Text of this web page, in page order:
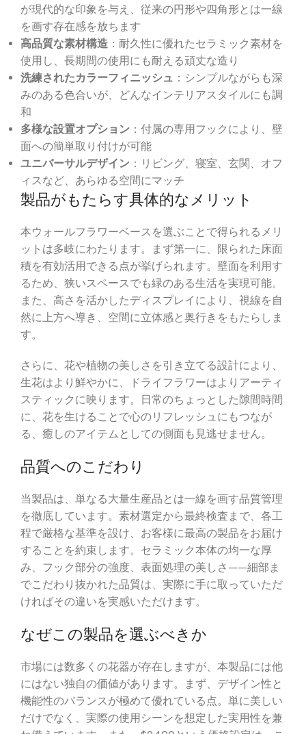
が現代的な印象を与え、従来の円形や四角形とは一線
を画す存在感を放ちます
高品質な素材構造 ：耐久性に優れたセラミック素材を
使用し、長期間の使用にも耐える頑丈な造り
洗練されたカラーフィニッシュ ：シンプルながらも深
みのある色合いが、どんなインテリアスタイルにも調
和
多様な設置オプション ：付属の専用フックにより、壁
面への簡単取り付けが可能
ユニバーサルデザイン ：リビング、寝室、玄関、オフ
ィスなど、あらゆる空間にマッチ
製品がもたらす具体的なメリット
本ウォールフラワーベースを選ぶことで得られるメリ
ットは多岐にわたります。まず第一に、限られた床面
積を有効活用できる点が挙げられます。壁面を利用す
るため、狭いスペースでも緑のある生活を実現可能。
また、高さを活かしたディスプレイにより、視線を自
然に上方へ導き、空間に立体感と奥行きをもたらしま
す。
さらに、花や植物の美しさを引き立てる設計により、
生花はより鮮やかに、ドライフラワーはよりアーティ
スティックに映ります。日常のちょっとした隙間時間
に、花を生けることで心のリフレッシュにもつなが
る、癒しのアイテムとしての側面も見逃せません。
品質へのこだわり
当製品は、単なる大量生産品とは一線を画す品質管理
を徹底しています。素材選定から最終検査まで、各工
程で厳格な基準を設け、お客様に最高の製品をお届け
することを約束します。セラミック本体の均一な厚
み、フック部分の強度、表面処理の美しさ——細部ま
でこだわり抜かれた品質は、実際に手に取っていただ
ければその違いを実感いただけます。
なぜこの製品を選ぶべきか
市場には数多くの花器が存在しますが、本製品には他
にはない独自の価値があります。まず、デザイン性と
機能性のバランスが極めて優れている点。単に美しい
だけでなく、実際の使用シーンを想定した実用性を兼